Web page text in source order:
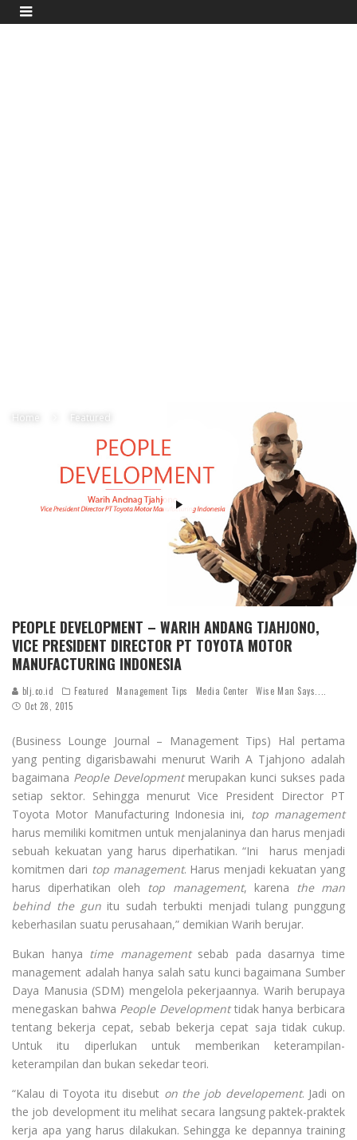
Home Featured
PEOPLE DEVELOPMENT – WARIH ANDANG TJAHJONO,
VICE PRESIDENT DIRECTOR PT TOYOTA MOTOR
MANUFACTURING INDONESIA
blj.co.id Featured Management Tips Media Center
Wise Man Says....
Oct 28, 2015
(Business Lounge Journal – Management Tips) Hal pertama
yang penting digarisbawahi menurut Warih A Tjahjono adalah
bagaimana People Development merupakan kunci sukses pada
setiap sektor. Sehingga menurut Vice President Director PT
Toyota Motor Manufacturing Indonesia ini, top management
harus memiliki komitmen untuk menjalaninya dan harus menjadi
sebuah kekuatan yang harus diperhatikan. “Ini harus menjadi
komitmen dari top management. Harus menjadi kekuatan yang
harus diperhatikan oleh top management, karena the man
behind the gunitu sudah terbukti menjadi tulang punggung
keberhasilan suatu perusahaan,” demikian Warih berujar.
Bukan hanya time managementsebab pada dasarnya time
management adalah hanya salah satu kunci bagaimana Sumber
Daya Manusia (SDM) mengelola pekerjaannya. Warih berupaya
menegaskan bahwa People Developmenttidak hanya berbicara
tentang bekerja cepat, sebab bekerja cepat saja tidak cukup.
Untuk itu diperlukan untuk memberikan keterampilan-
keterampilan dan bukan sekedar teori.
“Kalau di Toyota itu disebut on the job developement. Jadi on
the job development itu melihat secara langsung paktek-praktek
kerja apa yang harus dilakukan. Sehingga ke depannya training